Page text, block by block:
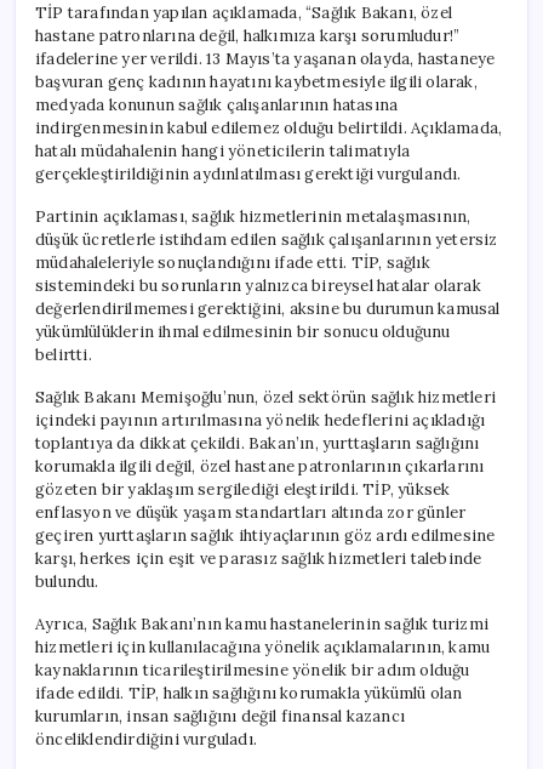
TİP tarafından yapılan açıklamada, “Sağlık Bakanı, özel
hastane patronlarına değil, halkımıza karşı sorumludur!”
ifadelerine yer verildi. 13 Mayıs’ta yaşanan olayda, hastaneye
başvuran genç kadının hayatını kaybetmesiyle ilgili olarak,
medyada konunun sağlık çalışanlarının hatasına
indirgenmesinin kabul edilemez olduğu belirtildi. Açıklamada,
hatalı müdahalenin hangi yöneticilerin talimatıyla
gerçekleştirildiğinin aydınlatılması gerektiği vurgulandı.
Partinin açıklaması, sağlık hizmetlerinin metalaşmasının,
düşük ücretlerle istihdam edilen sağlık çalışanlarının yetersiz
müdahaleleriyle sonuçlandığını ifade etti. TİP, sağlık
sistemindeki bu sorunların yalnızca bireysel hatalar olarak
değerlendirilmemesi gerektiğini, aksine bu durumun kamusal
yükümlülüklerin ihmal edilmesinin bir sonucu olduğunu
belirtti.
Sağlık Bakanı Memişoğlu’nun, özel sektörün sağlık hizmetleri
içindeki payının artırılmasına yönelik hedeflerini açıkladığı
toplantıya da dikkat çekildi. Bakan’ın, yurttaşların sağlığını
korumakla ilgili değil, özel hastane patronlarının çıkarlarını
gözeten bir yaklaşım sergilediği eleştirildi. TİP, yüksek
enflasyon ve düşük yaşam standartları altında zor günler
geçiren yurttaşların sağlık ihtiyaçlarının göz ardı edilmesine
karşı, herkes için eşit ve parasız sağlık hizmetleri talebinde
bulundu.
Ayrıca, Sağlık Bakanı’nın kamu hastanelerinin sağlık turizmi
hizmetleri için kullanılacağına yönelik açıklamalarının, kamu
kaynaklarının ticarileştirilmesine yönelik bir adım olduğu
ifade edildi. TİP, halkın sağlığını korumakla yükümlü olan
kurumların, insan sağlığını değil finansal kazancı
önceliklendirdiğini vurguladı.